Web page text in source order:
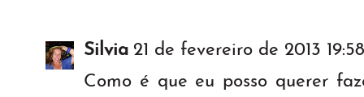
Silvia 21 de fevereiro de 2013 19:58
Como é que eu posso querer